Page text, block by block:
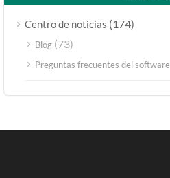
Centro de noticias (174)
Blog (73)
Preguntas frecuentes del software